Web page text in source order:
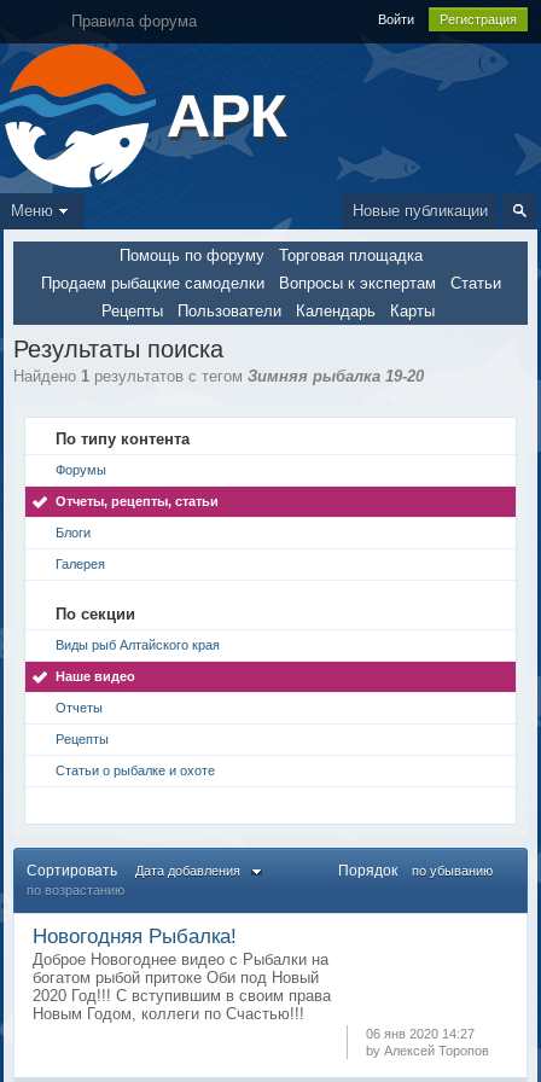
Правила форума Войти Регистрация
АРК
Новые публикации
Меню
Помощь по форуму
Торговая площадка
Продаем рыбацкие самоделки
Вопросы к экспертам
Статьи
Рецепты
Пользователи Календарь Карты
Результаты поиска
Найдено 1 результатов с тегомЗимняя рыбалка 19-20
По типу контента
Форумы
Отчеты, рецепты, статьи
Блоги
Галерея
По секции
Виды рыб Алтайского края
Наше видео
Отчеты
Рецепты
Статьи о рыбалке и охоте
Сортировать Дата добавления Порядок
по убыванию
по возрастанию
Новогодняя Рыбалка!
Доброе Новогоднее видео с Рыбалки на
богатом рыбой притоке Оби под Новый
2020 Год!!! С вступившим в своим права
Новым Годом, коллеги по Счастью!!!
06 янв 2020 14:27
by Алексей Торопов